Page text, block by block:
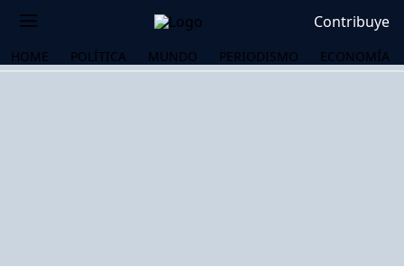
Contribuye
HOME POLÍTICA MUNDO PERIODISMO ECONOMÍA